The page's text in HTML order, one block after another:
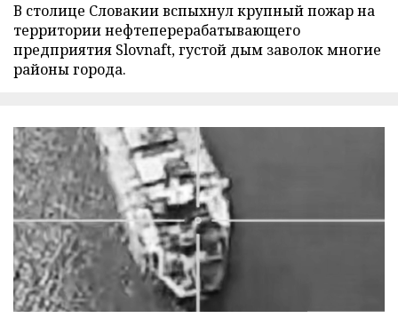
В столице Словакии вспыхнул крупный пожар на
территории нефтеперерабатывающего
предприятия Slovnaft, густой дым заволок многие
районы города.